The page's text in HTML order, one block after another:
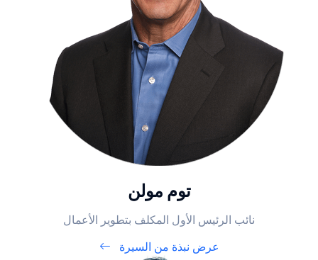
توم مولن
نائب الرئيس الأول المكلف بتطوير الأعمال
عرض نبذة من السيرة